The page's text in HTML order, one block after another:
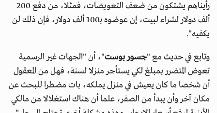
رأيناهم يشتكون من ضعف التعويضات، فمثلا، من دفع 200
ألف دولار لشراء لبيت، إن عوضوه بـ100 ألف دولار، فإن ذلك لن
يكفيه".
وتابع في حديث مع "جسور بوست"، أن "الجهات غير الرسمية
تعوض المتضرر بمبلغ لكي يستأجر منزلا لسنة، فهل من المعقول
أن شخصا ما كان يعيش في منزل يملكه، بات مضطرا للبحث عن
مكان آخر وأن يبدأ من الصفر، علما أن هناك استغلالا من مالكي